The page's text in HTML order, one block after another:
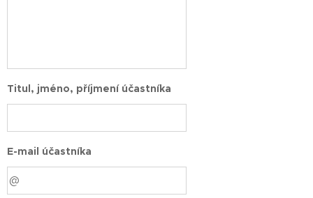
Titul, jméno, příjmení účastníka
E-mail účastníka